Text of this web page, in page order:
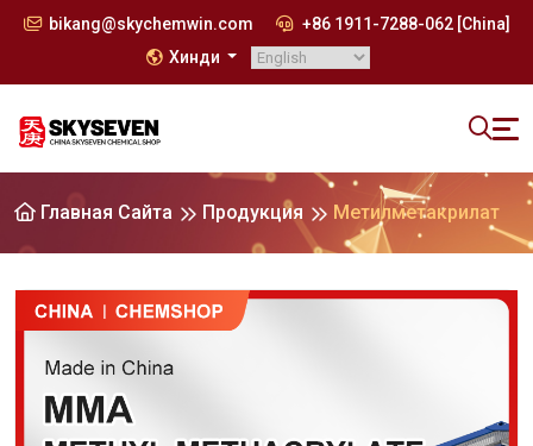
bikang@skychemwin.com
+86 1911-7288-062 [China]
Хинди
Главная Сайта Продукция Метилметакрилат